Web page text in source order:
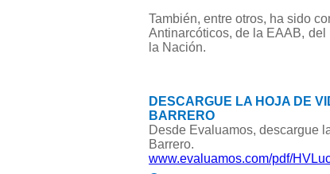
También, entre otros, ha sido
Antinarcóticos, de la EAAB,
la Nación.
DESCARGUE LA HOJA DE
BARRERO
Desde Evaluamos, descargue
Barrero.
www.evaluamos.com/pdf/